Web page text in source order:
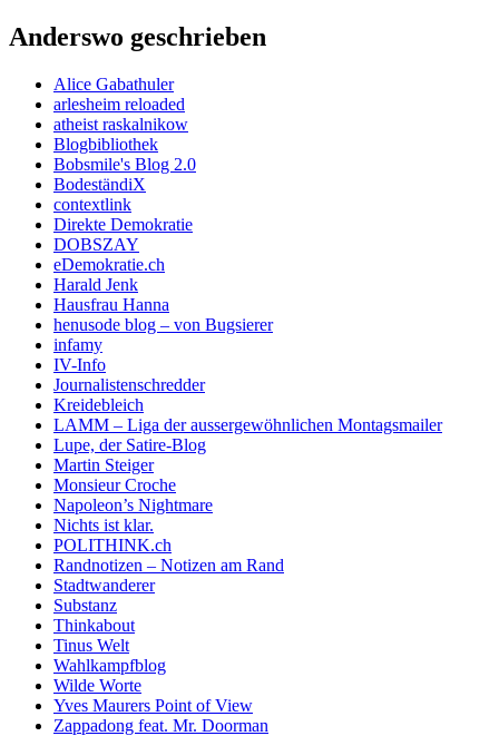
Anderswo geschrieben
Alice Gabathuler
arlesheim reloaded
atheist raskalnikow
Blogbibliothek
Bobsmile's Blog 2.0
BodeständiX
contextlink
Direkte Demokratie
DOBSZAY
eDemokratie.ch
Harald Jenk
Hausfrau Hanna
henusode blog – von Bugsierer
infamy
IV-Info
Journalistenschredder
Kreidebleich
LAMM – Liga der aussergewöhnlichen Montagsmailer
Lupe, der Satire-Blog
Martin Steiger
Monsieur Croche
Napoleon’s Nightmare
Nichts ist klar.
POLITHINK.ch
Randnotizen – Notizen am Rand
Stadtwanderer
Substanz
Thinkabout
Tinus Welt
Wahlkampfblog
Wilde Worte
Yves Maurers Point of View
Zappadong feat. Mr. Doorman